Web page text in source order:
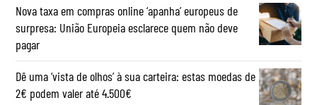
Nova taxa em compras online ‘apanha’ europeus de
surpresa: União Europeia esclarece quem não deve
pagar
Dê uma ‘vista de olhos’ à sua carteira: estas moedas de
2€ podem valer até 4.500€